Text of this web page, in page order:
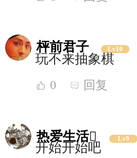
枰前君子 Lv10
玩不来抽象棋
0 回复
热爱生活 Lv9
开始开始吧